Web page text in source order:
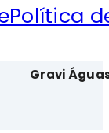
Política
Gravi